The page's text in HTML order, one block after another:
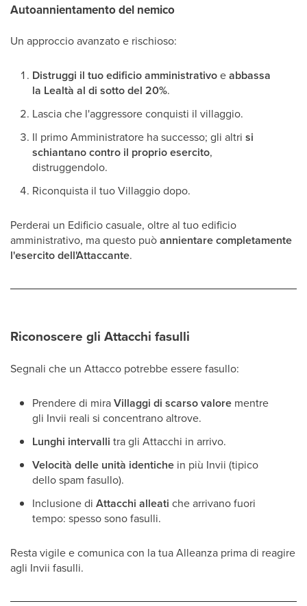
Autoannientamento del nemico
Un approccio avanzato e rischioso:
Distruggi il tuo edificio amministrativoeabbassa
la Lealtà al di sotto del 20%.
Lascia che l'aggressore conquisti il villaggio.
Il primo Amministratore ha successo; gli altri si
schiantano contro il proprio esercito,
distruggendolo.
Riconquista il tuo Villaggio dopo.
Perderai un Edificio casuale, oltre al tuo edificio
amministrativo, ma questo puòannientare completamente
l'esercito dell'Attaccante.
Riconoscere gli Attacchi fasulli
Segnali che un Attacco potrebbe essere fasullo:
Prendere di miraVillaggi di scarso valore mentre
gli Invii reali si concentrano altrove.
Lunghi intervalli tra gli Attacchi in arrivo.
Velocità delle unità identiche in più Invii (tipico
dello spam fasullo).
Inclusione di Attacchi alleati che arrivano fuori
tempo: spesso sono fasulli.
Resta vigile e comunica con la tua Alleanza prima di reagire
agli Invii fasulli.